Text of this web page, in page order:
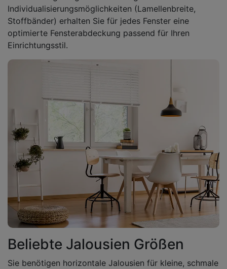
Individualisierungsmöglichkeiten (Lamellenbreite,
Stoffbänder) erhalten Sie für jedes Fenster eine
optimierte Fensterabdeckung passend für Ihren
Einrichtungsstil.
Beliebte Jalousien Größen
Sie benötigen horizontale Jalousien für kleine, schmale